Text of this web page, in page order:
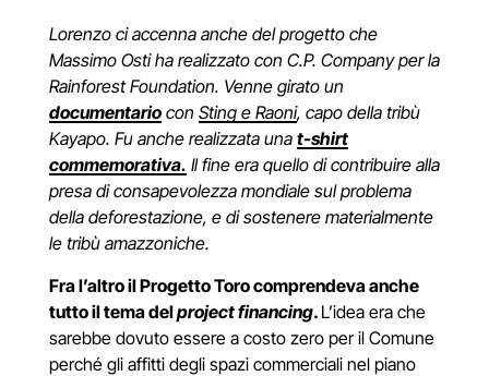
Lorenzo ci accenna anche del progetto che
Massimo Osti ha realizzato con C.P. Company per la
Rainforest Foundation. Venne girato un
documentariocon Sting e Raoni, capo della tribù
Kayapo. Fu anche realizzata una t-shirt
commemorativa. Il fine era quello di contribuire alla
presa di consapevolezza mondiale sul problema
della deforestazione, e di sostenere materialmente
le tribù amazzoniche.
Fra l’altro il Progetto Toro comprendeva anche
tutto il tema delproject financing. L’idea era che
sarebbe dovuto essere a costo zero per il Comune
perché gli affitti degli spazi commerciali nel piano